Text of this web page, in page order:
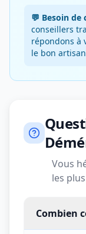
💬 Besoin de
conseillers
répondons à
le bon
Vous
les
Combien